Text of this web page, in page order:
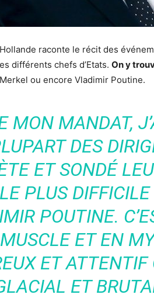
raconte le récit des
différents chefs d’Etats. On y
ou encore Vladimir Poutine.
MON MANDAT,
DES
ET SONDÉ
PLUS
POUTINE.
ET EN
ET ATTENTIF
ET